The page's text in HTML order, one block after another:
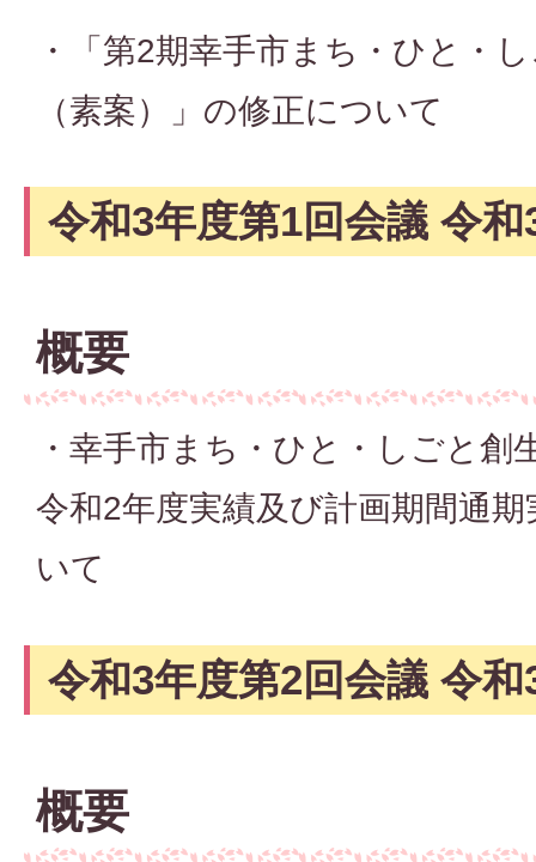
・「第2期幸手市まち・ひと・
（素案）」の修正について
令和3年度第1回会議 令
概要
・幸手市まち・ひと・しごと創
令和2年度実績及び計画期間通
いて
令和3年度第2回会議 令
概要